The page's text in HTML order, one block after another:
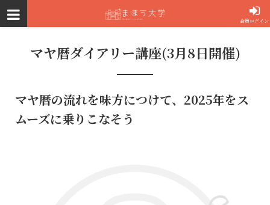
会員ログイン
マヤ暦ダイアリー講座(3月8日開催)
マヤ暦の流れを味方につけて、2025年をス
ムーズに乗りこなそう